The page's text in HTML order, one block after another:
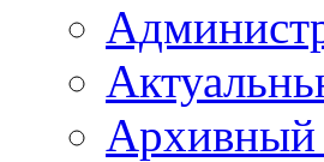
Архивный